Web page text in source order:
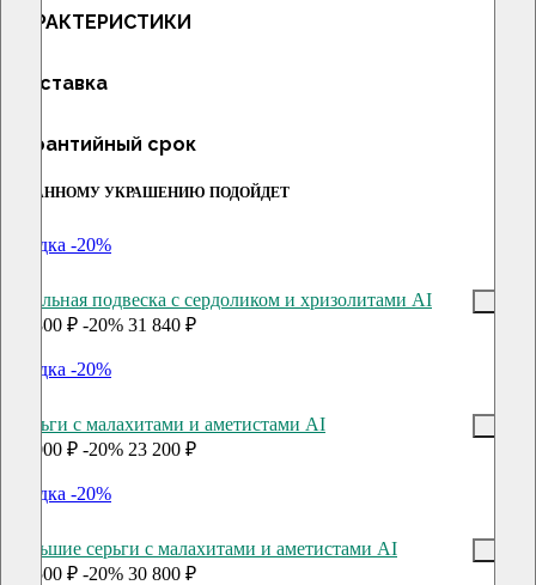
ХАРАКТЕРИСТИКИ
Доставка
Гарантийный срок
К ДАННОМУ УКРАШЕНИЮ ПОДОЙДЕТ
скидка -20%
Овальная подвеска с сердоликом и хризолитами AI
39 800 ₽ -20% 31 840 ₽
скидка -20%
Серьги c малахитами и аметистами AI
29 000 ₽ -20% 23 200 ₽
скидка -20%
Большие серьги с малахитами и аметистами AI
38 500 ₽ -20% 30 800 ₽